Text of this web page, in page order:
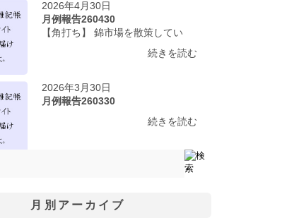
2026年4月30日
月例報告260430
【角打ち】 錦市場を散策してい
続きを読む
2026年3月30日
月例報告260330
続きを読む
月別アーカイブ